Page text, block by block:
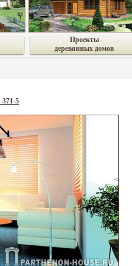
Проекты
деревянных домов
5